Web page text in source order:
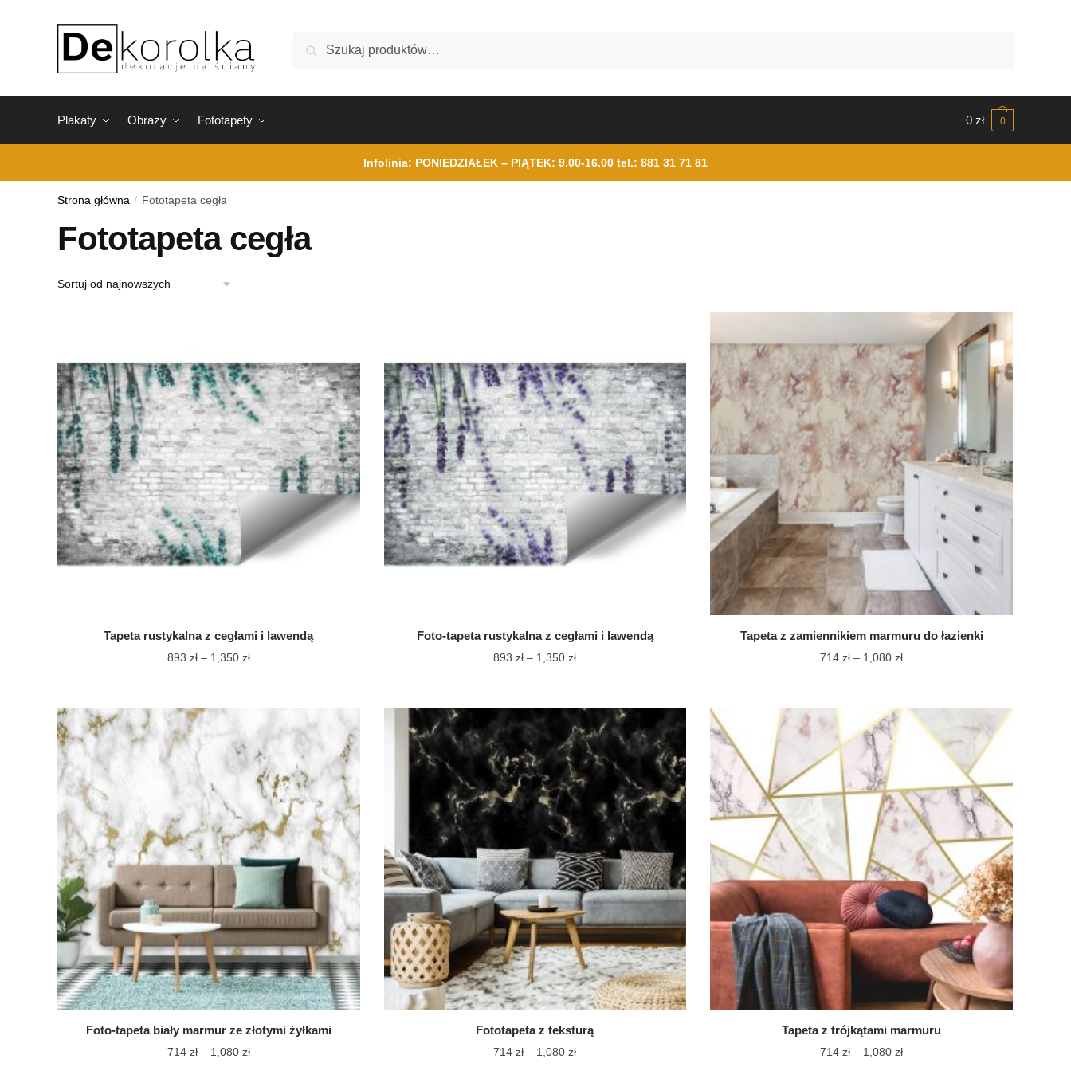
Szukaj
Plakaty Obrazy Fototapety 0 zł 0
Infolinia: PONIEDZIAŁEK – PIĄTEK: 9.00-16.00 tel.: 881 31 71 81
Strona główna / Fototapeta cegła
Fototapeta cegła
Tapeta rustykalna z cegłami i lawendą
893 zł – 1,350 złZakres
893 zł
1,350 zł
produkt
wiele
wariantów.
Opcje
można
wybrać
na
stronie
produktu
Foto-tapeta rustykalna z cegłami i lawendą
893zł – 1,350złZakres
893 zł
do
1,350 zł
produkt
ma
wiele
wariantów.
Opcje
można
wybrać
stronie
produktu
Tapeta z zamiennikiem marmuru do łazienki
714zł – 1,080złZakres
714 zł
1,080 zł
produkt
ma
wiele
wariantów.
Opcje
można
wybrać
na
stronie
produktu
Foto-tapeta biały marmur ze złotymi żyłkami
714 zł – 1,080 złZakres
Fototapeta z teksturą
714zł – 1,080złZakres
Tapeta z trójkątami marmuru
714zł – 1,080złZakres